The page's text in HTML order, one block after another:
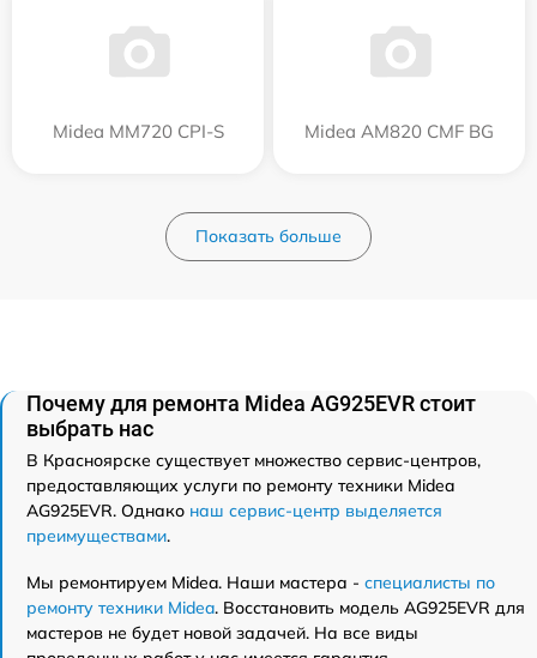
Midea MM720 CPI-S Midea AM820 CMF BG
Показать больше
Почему для ремонта Midea AG925EVR стоит
выбрать нас
В Красноярске существует множество сервис-центров,
предоставляющих услуги по ремонту техники Midea
AG925EVR. Однако наш сервис-центр выделяется
преимуществами.
Мы ремонтируем Midea. Наши мастера - специалисты по
ремонту техники Midea. Восстановить модель AG925EVR для
мастеров не будет новой задачей. На все виды